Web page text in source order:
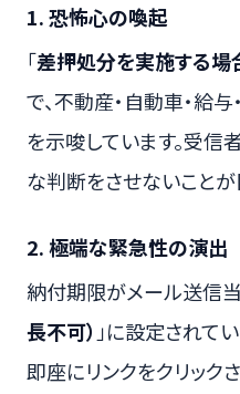
1. 恐怖心の喚起
「差押処分を実施する場
で、不動産・自動車・給
を示唆しています。受信
な判断をさせないことが
2. 極端な緊急性の演出
納付期限がメール送信
長不可） 」に設定されて
即座にリンクをクリック